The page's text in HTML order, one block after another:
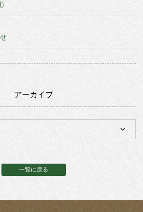
アーカイブ
一覧に戻る